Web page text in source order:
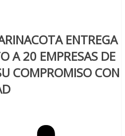
ENTREGA
A 20 EMPRESAS DE
COMPROMISO CON